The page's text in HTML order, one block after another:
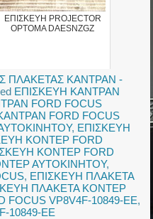
ΕΠΙΣΚΕΥΗ PROJECTOR
OPTOMA DAESNZGZ
ΠΛΑΚΕΤΑΣ ΚΑΝΤΡΑΝ -
ΕΠΙΣΚΕΥΗ ΚΑΝΤΡΑΝ
FORD FOCUS
FORD FOCUS
, ΕΠΙΣΚΕΥΗ
ΚΟΝΤΕΡ FORD
ΚΟΝΤΕΡ FORD
ΑΥΤΟΚΙΝΗΤΟΥ,
, ΕΠΙΣΚΕΥΗ ΠΛΑΚΕΤΑ
ΠΛΑΚΕΤΑ ΚΟΝΤΕΡ
VP8V4F-10849-EE,
10849-EE